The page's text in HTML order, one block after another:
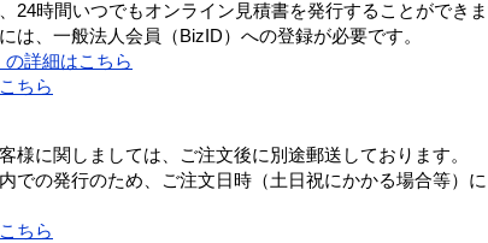
24時間いつでもオンライン見積書を発行することができま
は、一般法人会員（BizID）への登録が必要です。
詳細はこちら
ちら
様に関しましては、ご注文後に別途郵送しております。
での発行のため、ご注文日時（土日祝にかかる場合等）
ちら